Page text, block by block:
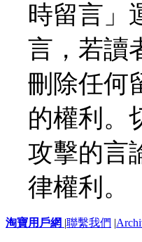
時留言」
言，若讀
刪除任何
的權利。
攻擊的言
律權利。
淘寶用戶網 |聯繫我們 |